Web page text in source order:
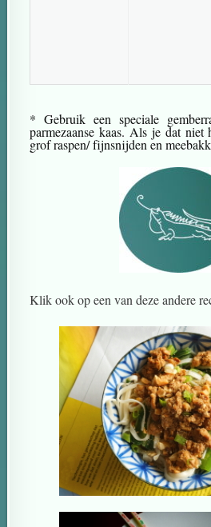
* Gebruik een speciale
parmezaanse kaas. Als je dat niet
grof raspen/ fijnsnijden en
Klik ook op een van deze andere